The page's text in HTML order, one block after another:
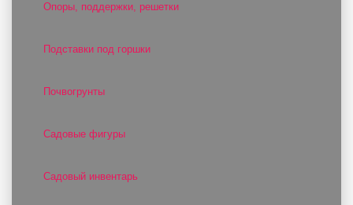
Опоры, поддержки, решетки
Подставки под горшки
Почвогрунты
Садовые фигуры
Садовый инвентарь